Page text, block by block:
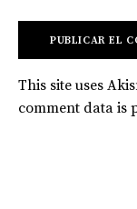
This site uses
comment data is